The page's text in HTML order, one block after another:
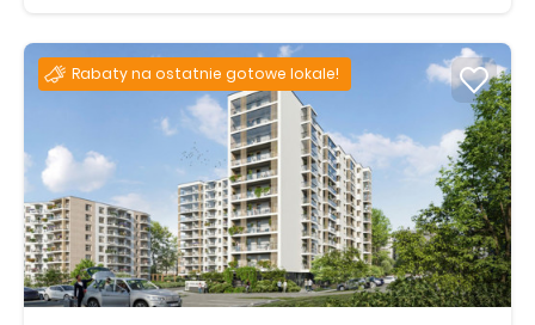
Rabaty na ostatnie gotowe lokale!